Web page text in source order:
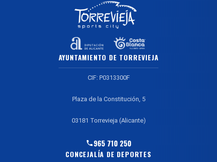
AYUNTAMIENTO DE TORREVIEJA
CIF: P0313300F
Plaza de la Constitución, 5
03181 Torrevieja (Alicante)
965 710 250
CONCEJALÍA DE DEPORTES